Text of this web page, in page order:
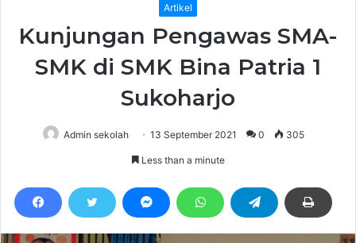
Artikel
Kunjungan Pengawas SMA-
SMK di SMK Bina Patria 1
Sukoharjo
Admin sekolah 13 September 2021 0 305
Less than a minute